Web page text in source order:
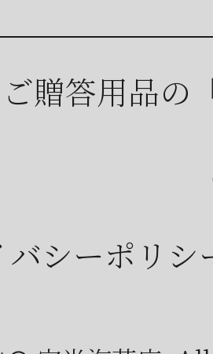
贈答用品の
バシーポリシ